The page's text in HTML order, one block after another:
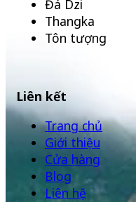
Đá Dzi
Thangka
Tôn tượng
Liên kết
Trang chủ
Giới thiệu
Cửa hàng
Blog
Liên hệ